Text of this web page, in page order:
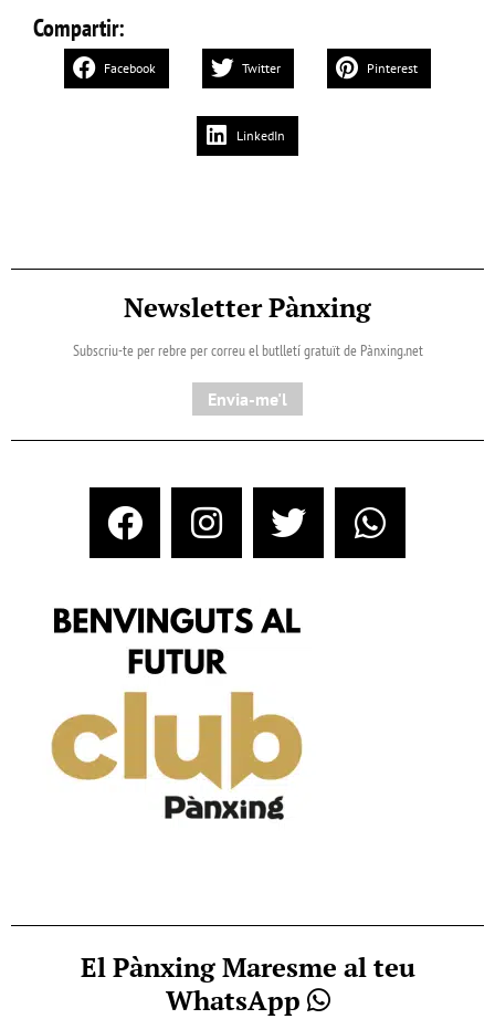
Compartir:
Facebook Twitter Pinterest
LinkedIn
Newsletter Pànxing
Subscriu-te per rebre per correu el butlletí gratuït de Pànxing.net​
Envia-me'l
El Pànxing Maresme al teu
WhatsApp